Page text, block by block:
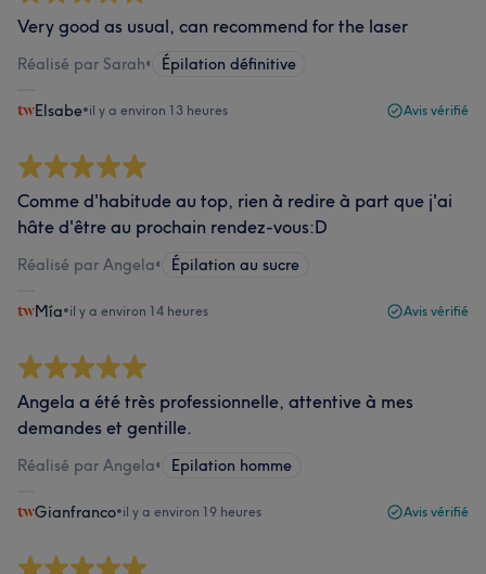
Very good as usual, can recommend for the laser
Réalisé par Sarah• Épilation définitive
Elsabe•il y a environ 13 heures Avis vérifié
Comme d'habitude au top, rien à redire à part que j'ai
hâte d'être au prochain rendez-vous:D
Réalisé par Angela• Épilation au sucre
Mía•il y a environ 14 heures Avis vérifié
Angela a été très professionnelle, attentive à mes
demandes et gentille.
Réalisé par Angela• Epilation homme
Gianfranco•il y a environ 19 heures Avis vérifié